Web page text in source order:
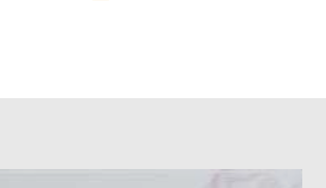
كويز في الجول